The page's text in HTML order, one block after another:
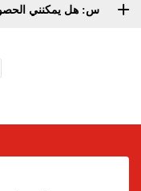
س: هل يمكنني